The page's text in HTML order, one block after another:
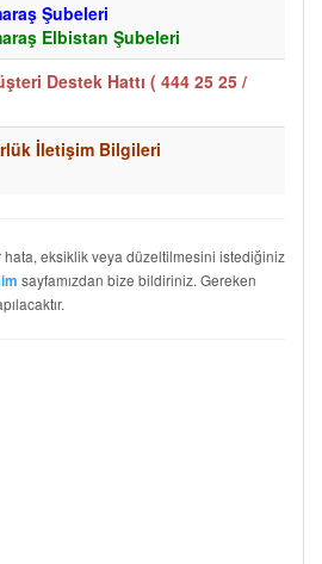
Şubeleri
Elbistan Şubeleri
Destek Hattı ( 444 25 25 /
İletişim Bilgileri
eksiklik veya düzeltilmesini istediğiniz
sayfamızdan bize bildiriniz. Gereken